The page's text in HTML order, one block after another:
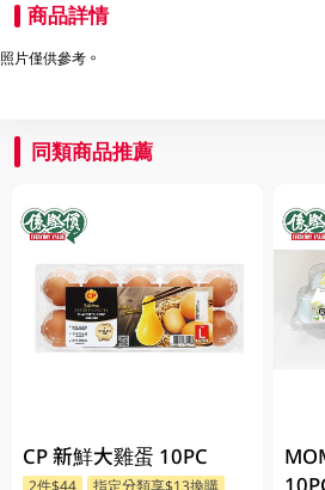
商品詳情
照片僅供參考。
同類商品推薦
CP 新鮮大雞蛋 10PC
2件$44 指定分類享$13換購